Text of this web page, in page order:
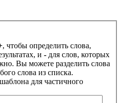
, чтобы определить слова,
и - для слов, которых
Вы можете разделить слова
слова из списка.
для частичного